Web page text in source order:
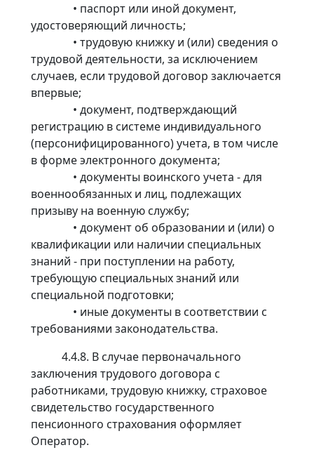
• паспорт или иной документ,
удостоверяющий личность;
• трудовую книжку и (или) сведения о
трудовой деятельности, за исключением
случаев, если трудовой договор заключается
впервые;
• документ, подтверждающий
регистрацию в системе индивидуального
(персонифицированного) учета, в том числе
в форме электронного документа;
• документы воинского учета - для
военнообязанных и лиц, подлежащих
призыву на военную службу;
• документ об образовании и (или) о
квалификации или наличии специальных
знаний - при поступлении на работу,
требующую специальных знаний или
специальной подготовки;
• иные документы в соответствии с
требованиями законодательства.
4.4.8. В случае первоначального
заключения трудового договора с
работниками, трудовую книжку, страховое
свидетельство государственного
пенсионного страхования оформляет
Оператор.